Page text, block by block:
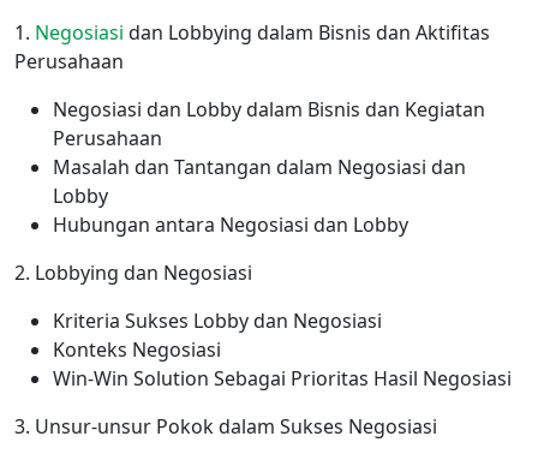
1. Negosiasi dan Lobbying dalam Bisnis dan Aktifitas
Perusahaan
Negosiasi dan Lobby dalam Bisnis dan Kegiatan
Perusahaan
Masalah dan Tantangan dalam Negosiasi dan
Lobby
Hubungan antara Negosiasi dan Lobby
2. Lobbying dan Negosiasi
Kriteria Sukses Lobby dan Negosiasi
Konteks Negosiasi
Win-Win Solution Sebagai Prioritas Hasil Negosiasi
3. Unsur-unsur Pokok dalam Sukses Negosiasi